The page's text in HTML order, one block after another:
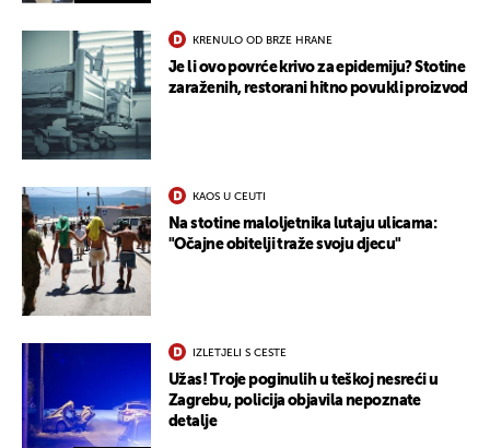
KRENULO OD BRZE HRANE
Je li ovo povrće krivo za epidemiju? Stotine
zaraženih, restorani hitno povukli proizvod
KAOS U CEUTI
Na stotine maloljetnika lutaju ulicama:
"Očajne obitelji traže svoju djecu"
IZLETJELI S CESTE
Užas! Troje poginulih u teškoj nesreći u
Zagrebu, policija objavila nepoznate
detalje